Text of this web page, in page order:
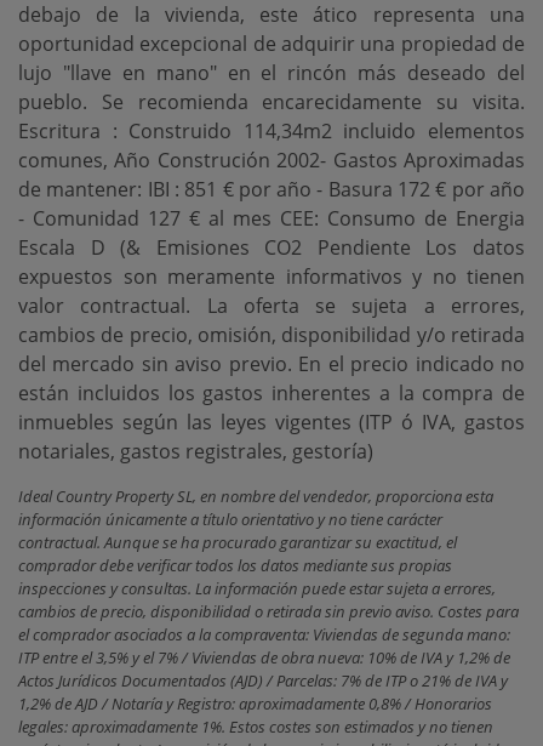
debajo de la vivienda, este ático representa una
oportunidad excepcional de adquirir una propiedad de
lujo "llave en mano" en el rincón más deseado del
pueblo. Se recomienda encarecidamente su visita.
Escritura : Construido 114,34m2 incluido elementos
comunes, Año Construción 2002- Gastos Aproximadas
de mantener: IBI : 851 € por año - Basura 172 € por año
- Comunidad 127 € al mes CEE: Consumo de Energia
Escala D (& Emisiones CO2 Pendiente Los datos
expuestos son meramente informativos y no tienen
valor contractual. La oferta se sujeta a errores,
cambios de precio, omisión, disponibilidad y/o retirada
del mercado sin ‌aviso ‌previo. ‌En ‌el precio ‌indicado no
están ‌incluidos ‌los gastos ‌inherentes a la compra de
inmuebles según las ‌leyes ‌vigentes (ITP ó ‌IVA, ‌gastos
‌notariales, ‌gastos ‌registrales, ‌gestoría)
Ideal Country Property SL, en nombre del vendedor, proporciona esta
información únicamente a título orientativo y no tiene carácter
contractual. Aunque se ha procurado garantizar su exactitud, el
comprador debe verificar todos los datos mediante sus propias
inspecciones y consultas. La información puede estar sujeta a errores,
cambios de precio, disponibilidad o retirada sin previo aviso. Costes para
el comprador asociados a la compraventa: Viviendas de segunda mano:
ITP entre el 3,5% y el 7% / Viviendas de obra nueva: 10% de IVA y 1,2% de
Actos Jurídicos Documentados (AJD) / Parcelas: 7% de ITP o 21% de IVA y
1,2% de AJD / Notaría y Registro: aproximadamente 0,8% / Honorarios
legales: aproximadamente 1%. Estos costes son estimados y no tienen